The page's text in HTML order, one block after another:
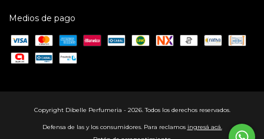
Medios de pago
Copyright Dibelle Perfumeria - 2026. Todos los derechos reservados.
Defensa de las y los consumidores. Para reclamos ingresá acá.